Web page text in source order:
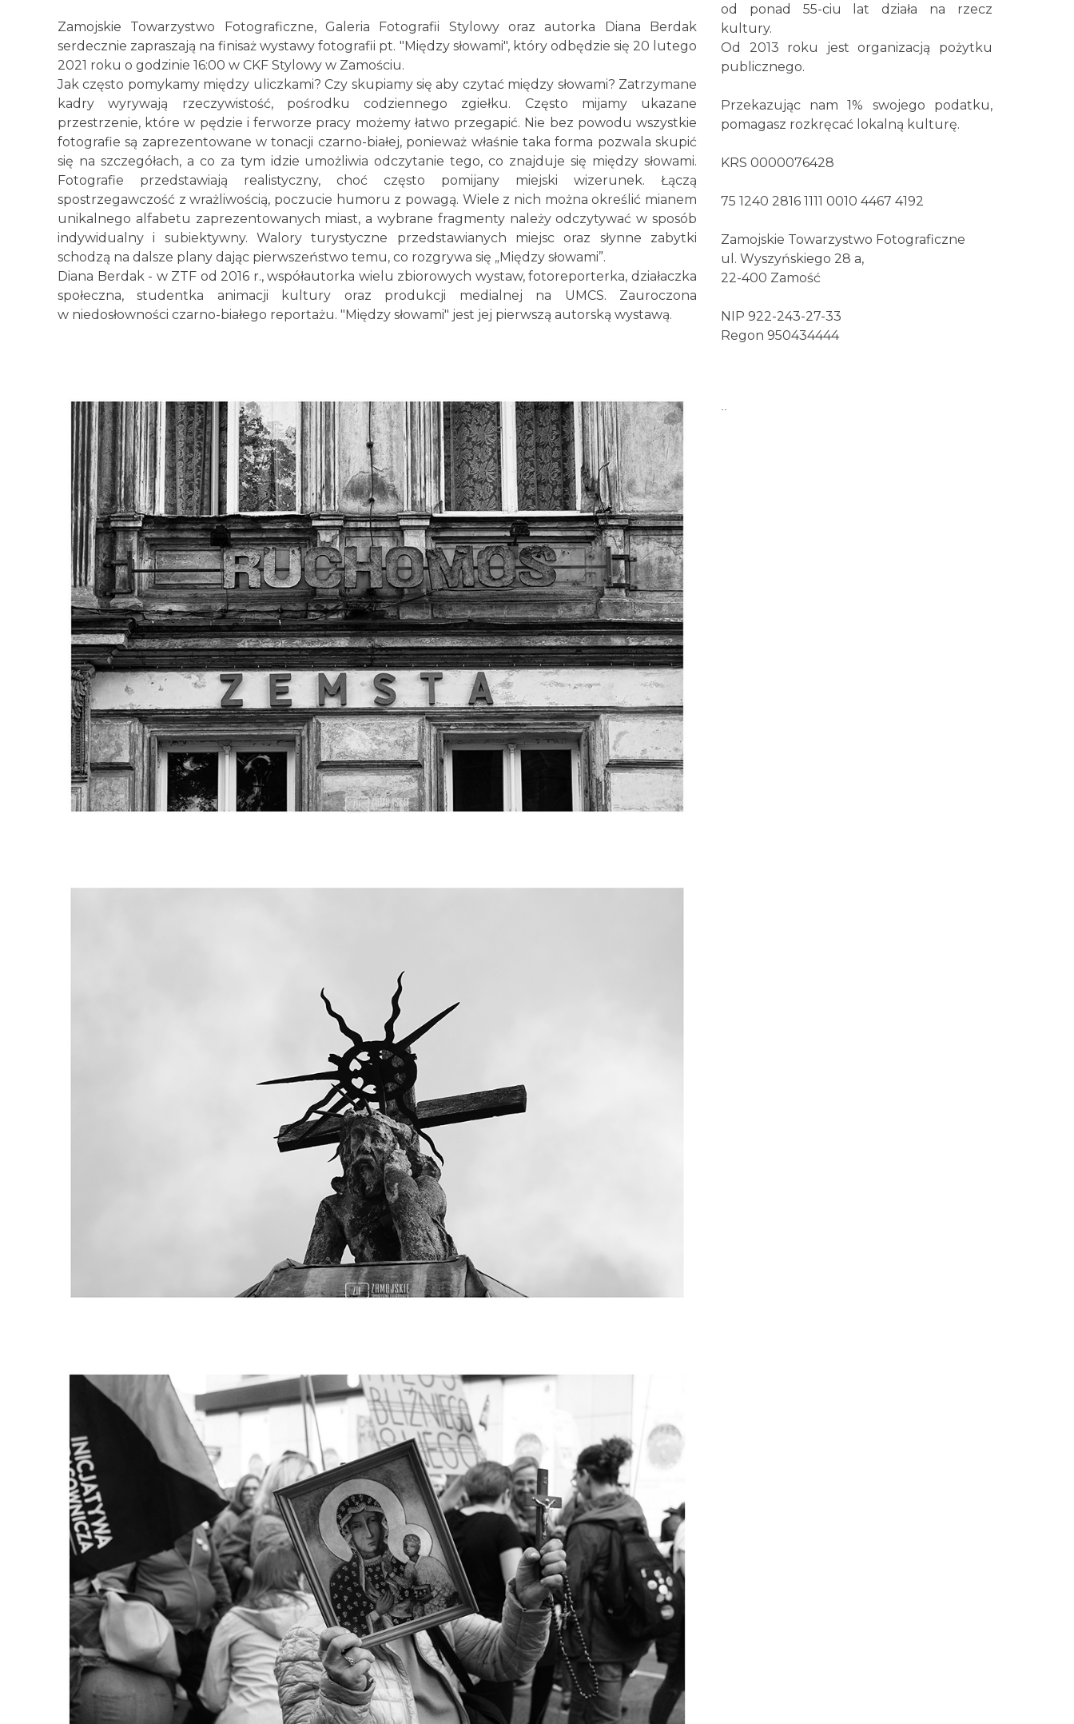
Zamojskie Towarzystwo Fotograficzne, Galeria Fotografii Stylowy oraz autorka Diana Berdak
serdecznie zapraszają na finisaż wystawy fotografii pt. "Między słowami", który odbędzie się 20 lutego
2021 roku o godzinie 16:00 w CKF Stylowy w Zamościu.
Jak często pomykamy między uliczkami? Czy skupiamy się aby czytać między słowami? Zatrzymane
kadry wyrywają rzeczywistość, pośrodku codziennego zgiełku. Często mijamy ukazane
przestrzenie, które w pędzie i ferworze pracy możemy łatwo przegapić. Nie bez powodu wszystkie
fotografie są zaprezentowane w tonacji czarno-białej, ponieważ właśnie taka forma pozwala skupić
się na szczegółach, a co za tym idzie umożliwia odczytanie tego, co znajduje się między słowami.
Fotografie przedstawiają realistyczny, choć często pomijany miejski wizerunek. Łączą
spostrzegawczość z wrażliwością, poczucie humoru z powagą. Wiele z nich można określić mianem
unikalnego alfabetu zaprezentowanych miast, a wybrane fragmenty należy odczytywać w sposób
indywidualny i subiektywny. Walory turystyczne przedstawianych miejsc oraz słynne zabytki
schodzą na dalsze plany dając pierwszeństwo temu, co rozgrywa się „Między słowami”.
Diana Berdak - w ZTF od 2016 r., współautorka wielu zbiorowych wystaw, fotoreporterka, działaczka
społeczna, studentka animacji kultury oraz produkcji medialnej na UMCS. Zauroczona
w niedosłowności czarno-białego reportażu. "Między słowami" jest jej pierwszą autorską wystawą.
od ponad 55-ciu lat działa na rzecz
kultury.
Od 2013 roku jest organizacją pożytku
publicznego.
Przekazując nam 1% swojego podatku,
pomagasz rozkręcać lokalną kulturę.
KRS 0000076428
75 1240 2816 1111 0010 4467 4192
Zamojskie Towarzystwo Fotograficzne
ul. Wyszyńskiego 28 a,
22-400 Zamość
NIP 922-243-27-33
Regon 950434444